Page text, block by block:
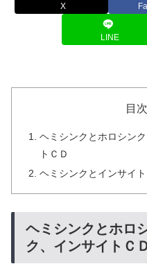
X
LINE
目次
ヘミシンクとホロシン
トＣＤ
ヘミシンクとインサイ
ヘミシンクとホロ
ク、インサイトＣ